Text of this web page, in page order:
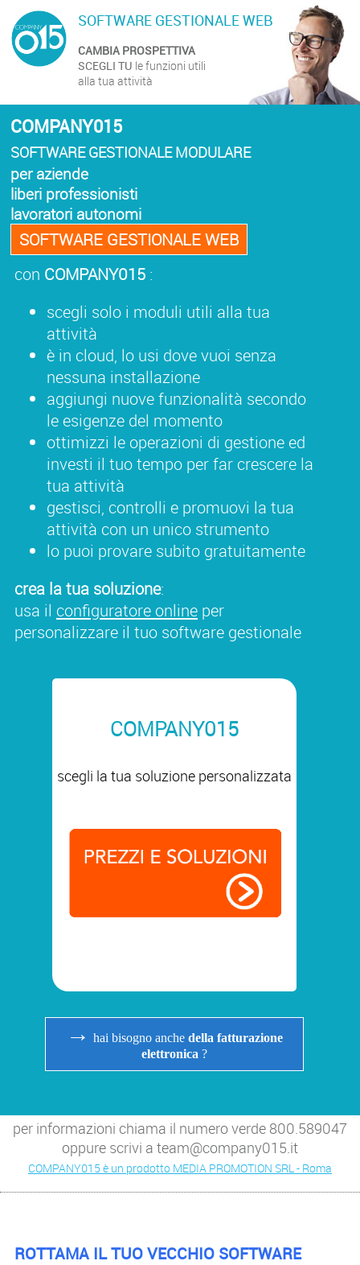
SOFTWARE GESTIONALE WEB
CAMBIA PROSPETTIVA
SCEGLI TU le funzioni utili
alla tua attività
COMPANY015
SOFTWARE GESTIONALE MODULARE
per aziende
liberi professionisti
lavoratori autonomi
SOFTWARE GESTIONALE WEB
con COMPANY015 :
scegli solo i moduli utili alla tua
attività
è in cloud, lo usi dove vuoi senza
nessuna installazione
aggiungi nuove funzionalità secondo
le esigenze del momento
ottimizzi le operazioni di gestione ed
investi il tuo tempo per far crescere la
tua attività
gestisci, controlli e promuovi la tua
attività con un unico strumento
lo puoi provare subito gratuitamente
crea la tua soluzione:
usa il configuratore online per
personalizzare il tuo software gestionale
COMPANY015
scegli la tua soluzione personalizzata
→ hai bisogno anche della fatturazione
elettronica ?
per informazioni chiama il numero verde 800.589047
oppure scrivi a team@company015.it
COMPANY015 è un prodotto MEDIA PROMOTION SRL - Roma
ROTTAMA IL TUO VECCHIO SOFTWARE